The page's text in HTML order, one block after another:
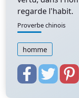
regarde l'habit.
Proverbe chinois
homme